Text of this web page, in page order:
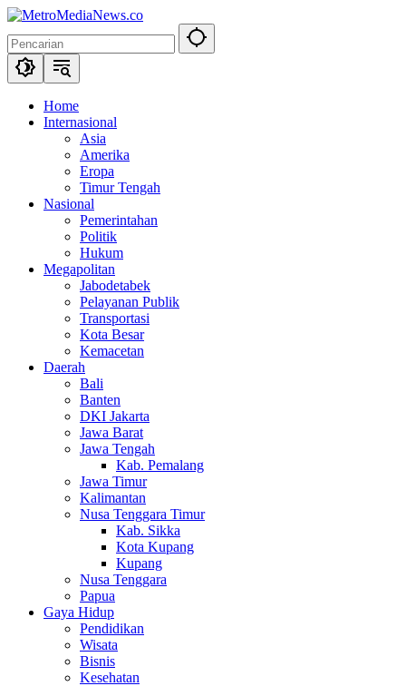
Langsung
konten
Home
Internasional
Asia
Amerika
Eropa
Timur Tengah
Nasional
Pemerintahan
Politik
Hukum
Megapolitan
Jabodetabek
Pelayanan Publik
Transportasi
Kota Besar
Kemacetan
Daerah
Bali
Banten
DKI Jakarta
Jawa Barat
Jawa Tengah
Kab. Pemalang
Jawa Timur
Kalimantan
Nusa Tenggara Timur
Kab. Sikka
Kota Kupang
Kupang
Nusa Tenggara
Papua
Gaya Hidup
Pendidikan
Wisata
Bisnis
Kesehatan